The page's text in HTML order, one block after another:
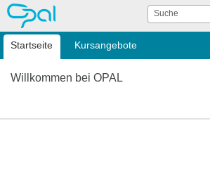
OPAL Suche
Startseite Kursangebote
Willkommen bei OPAL